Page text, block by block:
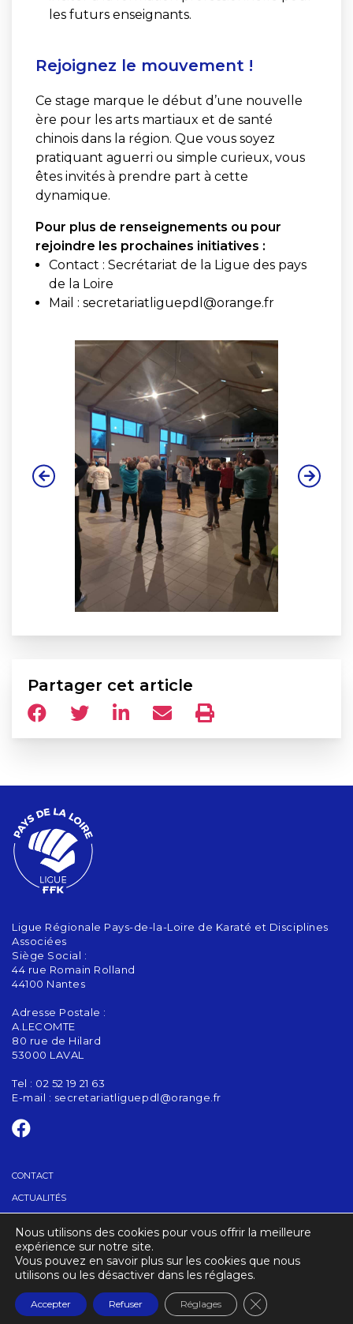
les futurs enseignants.
Rejoignez le mouvement !
Ce stage marque le début d’une nouvelle
ère pour les arts martiaux et de santé
chinois dans la région. Que vous soyez
pratiquant aguerri ou simple curieux, vous
êtes invités à prendre part à cette
dynamique.
Pour plus de renseignements ou pour
rejoindre les prochaines initiatives :
Contact : Secrétariat de la Ligue des pays
de la Loire
Mail : secretariatliguepdl@orange.fr
Partager cet article
Ligue Régionale Pays-de-la-Loire de Karaté et Disciplines
Associées
Siège Social :
44 rue Romain Rolland
44100 Nantes
Adresse Postale :
A.LECOMTE
80 rue de Hilard
53000 LAVAL
Tel : 02 52 19 21 63
E-mail : secretariatliguepdl@orange.fr
CONTACT
ACTUALITÉS
TROUVER UN CLUB
CRÉDITS MENTIONS LÉGALES
Nous utilisons des cookies pour vous offrir la meilleure
expérience sur notre site.
Vous pouvez en savoir plus sur les cookies que nous
utilisons ou les désactiver dans les réglages.
Accepter Refuser Réglages Fermer la